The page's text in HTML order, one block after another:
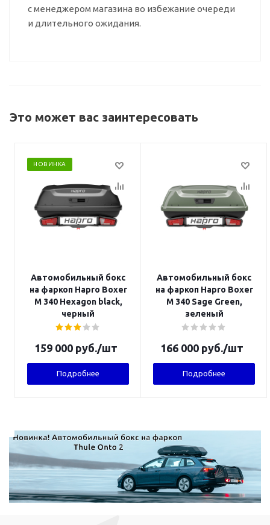
с менеджером магазина во избежание очереди
и длительного ожидания.
Это может вас заинтересовать
НОВИНКА
Автомобильный бокс
на фаркоп Hapro Boxer
M 340 Hexagon black,
черный
159 000 руб./шт
Подробнее
Автомобильный бокс
на фаркоп Hapro Boxer
M 340 Sage Green,
зеленый
166 000 руб./шт
Подробнее